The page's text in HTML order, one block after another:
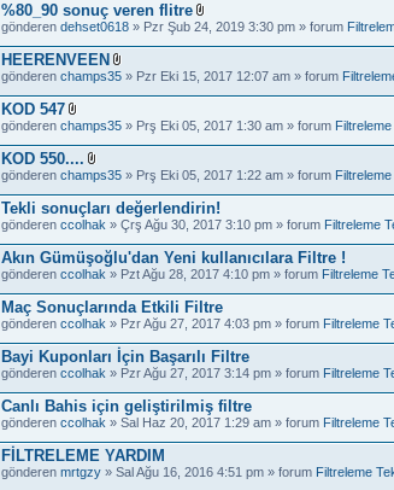
%80_90 sonuç veren flitre
D
o
s
a
e
i
k
l
e
r
i
gönderen dehset0618 » Pzr Şub 24, 2019 3:30 pm » forum
HEERENVEEN
D
s
a
e
e
k
l
e
r
i
gönderen champs35 » Pzr Eki 15, 2017 12:07 am » forum
KOD 547
D
s
y
a
e
k
i
e
k
l
e
r
i
gönderen champs35 » Prş Eki 05, 2017 1:30 am » forum
KOD 550....
D
s
y
a
e
k
i
e
k
l
e
r
i
gönderen champs35 » Prş Eki 05, 2017 1:22 am » forum
Tekli sonuçları değerlendirin!
gönderen ccolhak » Çrş Ağu 30, 2017 3:10 pm » forum Filtreleme
Akın Gümüşoğlu'dan Yeni kullanıcılara Filtre !
gönderen ccolhak » Pzt Ağu 28, 2017 4:10 pm » forum Filtreleme
Maç Sonuçlarında Etkili Filtre
gönderen ccolhak » Pzr Ağu 27, 2017 4:03 pm » forum Filtreleme
Bayi Kuponları İçin Başarılı Filtre
gönderen ccolhak » Pzr Ağu 27, 2017 3:14 pm » forum Filtreleme
Canlı Bahis için geliştirilmiş filtre
gönderen ccolhak » Sal Haz 20, 2017 1:29 am » forum Filtreleme
FİLTRELEME YARDIM
gönderen mrtgzy » Sal Ağu 16, 2016 4:51 pm » forum Filtreleme